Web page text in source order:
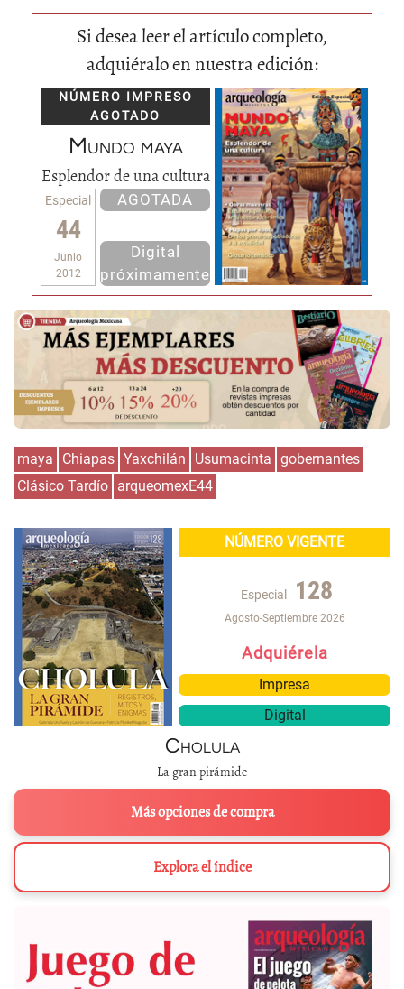
Si desea leer el artículo completo,
adquiéralo en nuestra edición:
NÚMERO IMPRESO
AGOTADO
Mundo maya
Esplendor de una cultura
Especial
44
Junio
2012
AGOTADA
Digital
próximamente
maya Chiapas Yaxchilán Usumacinta gobernantes
Clásico Tardío arqueomexE44
NÚMERO VIGENTE
Especial 128
Agosto-Septiembre 2026
Adquiérela
Impresa
Digital
Cholula
La gran pirámide
Más opciones de compra
Explora el índice